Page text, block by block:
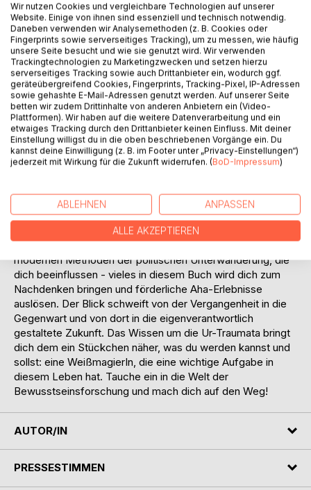
BESCHREIBUNG
Wusstest du, das "Teut" ein vorchristlicher, mythologischer
Kriegsgott der Gerechtigkeit war? Wusstest du, dass eben
dieser Teut der Namensgeber der Deutschen war, die
Anfang des 20en Jahrhunderts noch "Teut'sche" genannt
wurden? Deswegen ist der Begriff "deutsch" eigentlich
keine Bezeichnung für eine Nationalität, sondern
bezeichnet die Anhänger der gerechten und weisen
Haltung dieses Gottes Teut. Aber wusstest du, warum den
Nicht nur diese, sondern viele andere spannende und völlig
neue Erkenntnisse findest du in diesem Buch. Vom
Wanengott Teut über die Keltenfeste, die Rauhnächte zu
modernen Methoden der politischen Unterwanderung, die
dich beeinflussen - vieles in diesem Buch wird dich zum
Nachdenken bringen und förderliche Aha-Erlebnisse
auslösen. Der Blick schweift von der Vergangenheit in die
Gegenwart und von dort in die eigenverantwortlich
gestaltete Zukunft. Das Wissen um die Ur-Traumata bringt
dich dem ein Stückchen näher, was du werden kannst und
sollst: eine WeißmagierIn, die eine wichtige Aufgabe in
diesem Leben hat. Tauche ein in die Welt der
Bewusstseinsforschung und mach dich auf den Weg!
AUTOR/IN
PRESSESTIMMEN
Wir nutzen Cookies und vergleichbare Technologien auf unserer
Website. Einige von ihnen sind essenziell und technisch notwendig.
Daneben verwenden wir Analysemethoden (z. B. Cookies oder
Fingerprints sowie serverseitiges Tracking), um zu messen, wie häufig
unsere Seite besucht und wie sie genutzt wird. Wir verwenden
Trackingtechnologien zu Marketingzwecken und setzen hierzu
serverseitiges Tracking sowie auch Drittanbieter ein, wodurch ggf.
geräteübergreifend Cookies, Fingerprints, Tracking-Pixel, IP-Adressen
sowie gehashte E-Mail-Adressen genutzt werden. Auf unserer Seite
betten wir zudem Drittinhalte von anderen Anbietern ein (Video-
Plattformen). Wir haben auf die weitere Datenverarbeitung und ein
etwaiges Tracking durch den Drittanbieter keinen Einfluss. Mit deiner
Einstellung willigst du in die oben beschriebenen Vorgänge ein. Du
kannst deine Einwilligung (z. B. im Footer unter „Privacy-Einstellungen“)
jederzeit mit Wirkung für die Zukunft widerrufen. (BoD-Impressum)
ABLEHNEN ANPASSEN
ALLE AKZEPTIEREN